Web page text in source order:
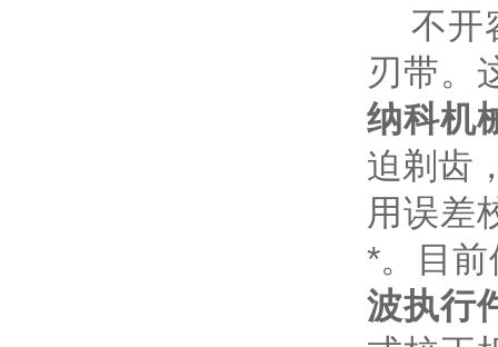
不开
刃带。
纳科机
迫剃齿
用误差
*。目
波执行